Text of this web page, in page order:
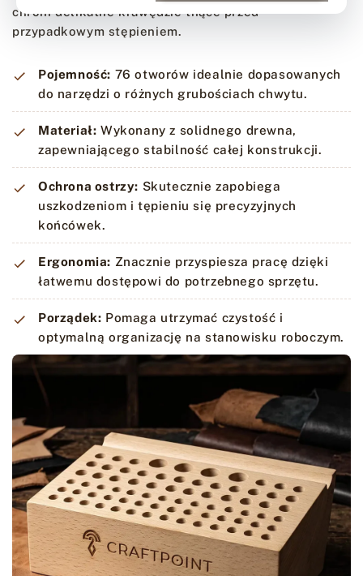
chroni delikatne krawędzie tnące przed
przypadkowym stępieniem.
Pojemność: 76 otworów idealnie dopasowanych
do narzędzi o różnych grubościach chwytu.
Materiał: Wykonany z solidnego drewna,
zapewniającego stabilność całej konstrukcji.
Ochrona ostrzy: Skutecznie zapobiega
uszkodzeniom i tępieniu się precyzyjnych
końcówek.
Ergonomia: Znacznie przyspiesza pracę dzięki
łatwemu dostępowi do potrzebnego sprzętu.
Porządek: Pomaga utrzymać czystość i
optymalną organizację na stanowisku roboczym.